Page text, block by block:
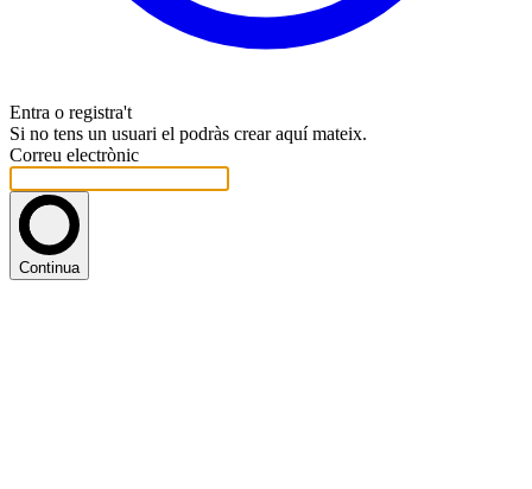
Entra o registra't
Si no tens un usuari el podràs crear aquí mateix.
Correu electrònic
Continua